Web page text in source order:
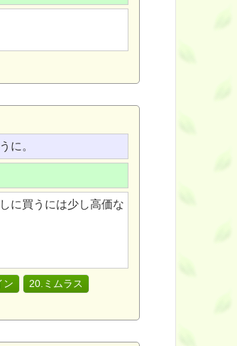
に。
に買うには少し高価な
ン
20.ミムラス